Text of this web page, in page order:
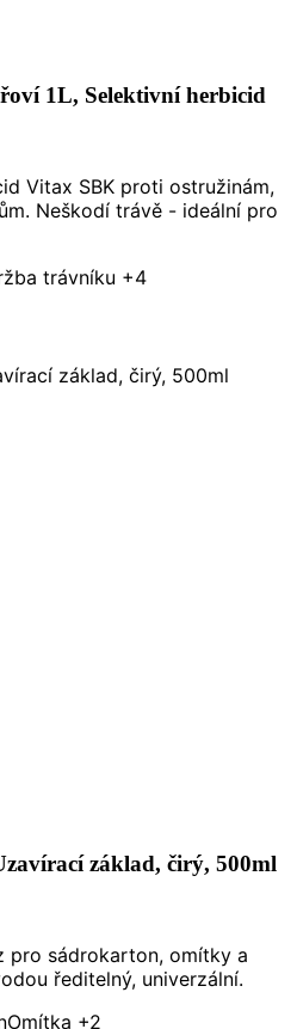
1L, Selektivní herbicid
Vitax SBK proti ostružinám,
Neškodí trávě - ideální pro
trávníku +4
základ, čirý, 500ml
základ, čirý, 500ml
pro sádrokarton, omítky a
ředitelný, univerzální.
Omítka +2